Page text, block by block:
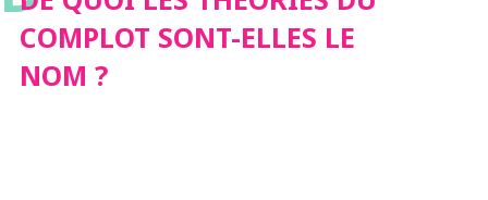
COMPLOT SONT-ELLES LE
NOM ?